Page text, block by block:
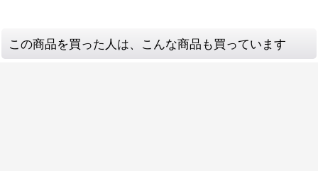
この商品を買った人は、こんな商品も買っています